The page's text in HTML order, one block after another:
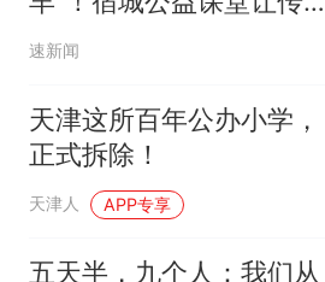
文化在少年心中生根
速新闻
天津这所百年公办小学，
正式拆除！
天津人 APP专享
五天半，九个人：我们从